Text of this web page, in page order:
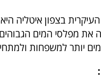
בצפון איטליה
את מפלסי המים
יותר למשפחות